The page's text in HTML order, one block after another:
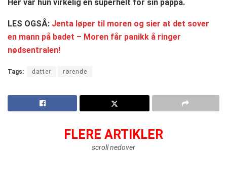
Her var hun virkelig en superhelt for sin pappa.
LES OGSÅ: Jenta løper til moren og sier at det sover
en mann på badet – Moren får panikk å ringer
nødsentralen!
Tags: datter rørende
FLERE ARTIKLER
scroll nedover